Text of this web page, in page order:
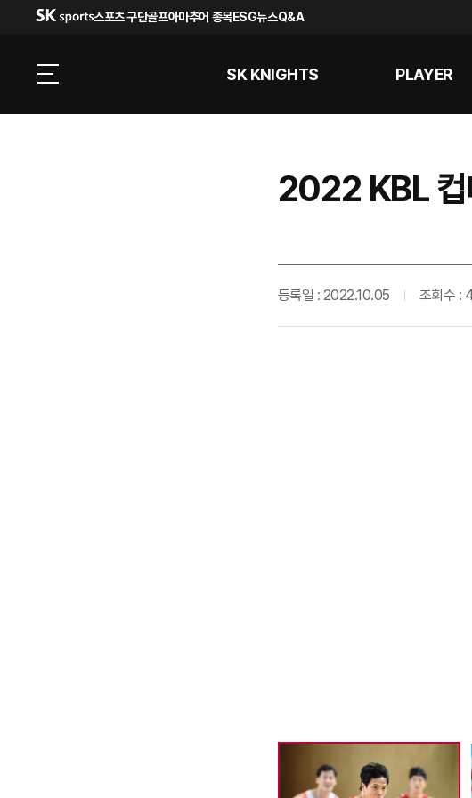
스포츠 구단골프아마추어 종목ESG뉴스Q&A
SK KNIGHTS PLAYER
2022 KBL 컵
등록일 : 2022.10.05 조회수 :